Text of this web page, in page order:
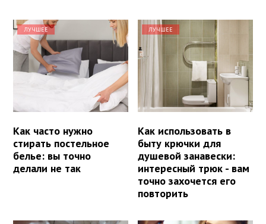
ЛУЧШЕЕ
Как часто нужно
стирать постельное
белье: вы точно
делали не так
ЛУЧШЕЕ
Как использовать в
быту крючки для
душевой занавески:
интересный трюк - вам
точно захочется его
повторить